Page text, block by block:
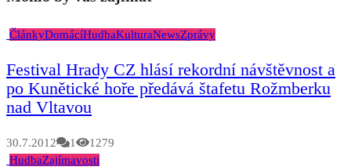
ČlánkyDomácíHudbaKulturaNewsZprávy
Festival Hrady CZ hlásí rekordní návštěvnost a
po Kunětické hoře předává štafetu Rožmberku
nad Vltavou
30.7.2012 1
1279
HudbaZajímavosti